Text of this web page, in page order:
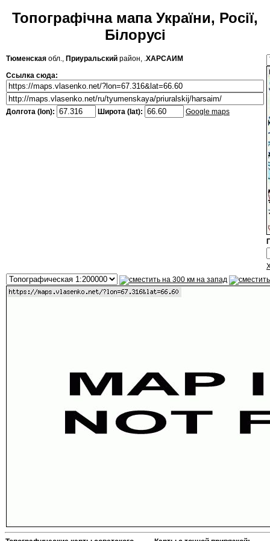
Топографічна мапа України, Росії,
Білорусі
Тюменская обл., Приуральский район, .ХАРСАИМ
Ссылка сюда:
Долгота (lon): Широта (lat): Google maps